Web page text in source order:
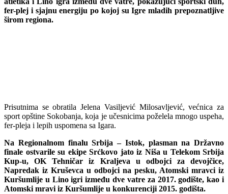
fer-plej i sjajnu energiju po kojoj su Igre mladih prepoznatljive
širom regiona.
Prisutnima se obratila Jelena Vasiljević Milosavljević, većnica za
sport opštine Sokobanja, koja je učesnicima poželela mnogo uspeha,
fer-pleja i lepih uspomena sa Igara.
Na Regionalnom finalu Srbija – Istok, plasman na Državno
finale ostvarile su ekipe Srćkovo jato iz Niša u Telekom Srbija
Kup-u, OK Tehničar iz Kraljeva u odbojci za devojčice,
Napredak iz Kruševca u odbojci na pesku, Atomski mravci iz
Kuršumlije u Lino igri između dve vatre za 2017. godište, kao i
Atomski mravi iz Kuršumlije u konkurenciji 2015. godišta.